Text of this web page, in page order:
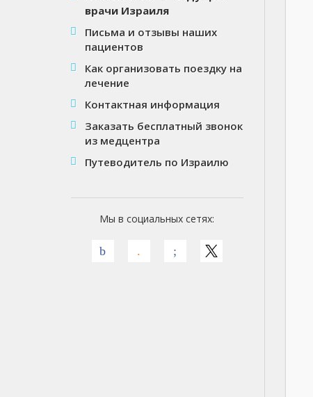
врачи Израиля
Письма и отзывы наших
пациентов
Как организовать поездку на
лечение
Контактная информация
Заказать бесплатный звонок
из медцентра
Путеводитель по Израилю
Мы в социальных сетях: